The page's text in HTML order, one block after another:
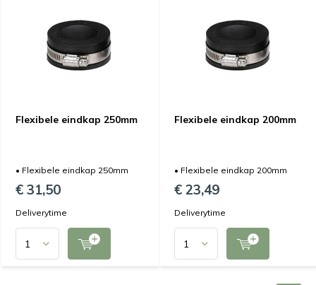
Flexibele eindkap 250mm
• Flexibele eindkap 250mm
€ 31,50
Deliverytime
Flexibele eindkap 200mm
• Flexibele eindkap 200mm
€ 23,49
Deliverytime